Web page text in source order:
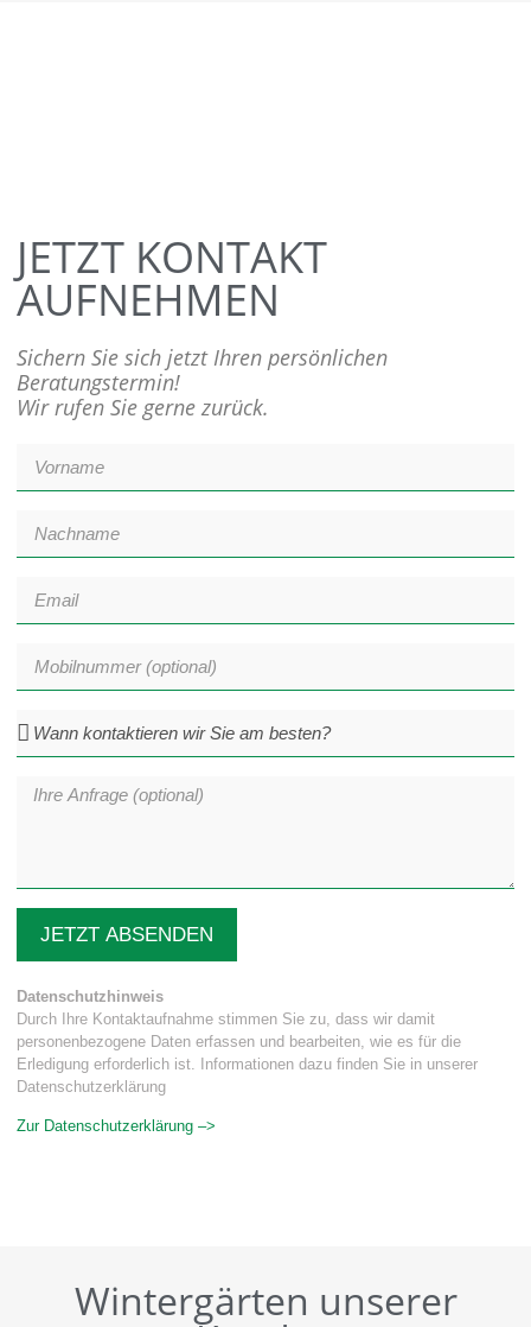
JETZT KONTAKT
AUFNEHMEN
Sichern Sie sich jetzt Ihren persönlichen
Beratungstermin!
Wir rufen Sie gerne zurück.
JETZT ABSENDEN
Datenschutzhinweis
Durch Ihre Kontaktaufnahme stimmen Sie zu, dass wir damit
personenbezogene Daten erfassen und bearbeiten, wie es für die
Erledigung erforderlich ist. Informationen dazu finden Sie in unserer
Datenschutzerklärung
Zur Datenschutzerklärung –>
Wintergärten unserer